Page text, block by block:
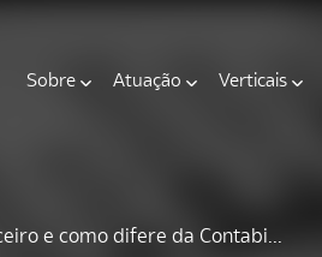
Sobre Atuação Verticais
e como difere da Contabi...